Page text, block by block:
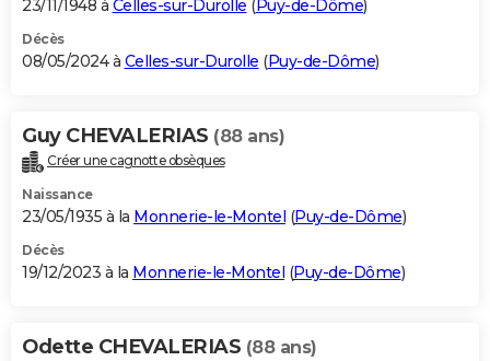
23/11/1948 à Celles-sur-Durolle ( Puy-de-Dôme)
Décès
08/05/2024 à Celles-sur-Durolle (Puy-de-Dôme)
Guy CHEVALERIAS (88 ans)
Créer une cagnotte obsèques
Naissance
23/05/1935 à la Monnerie-le-Montel (Puy-de-Dôme)
Décès
19/12/2023 à la Monnerie-le-Montel (Puy-de-Dôme)
Odette CHEVALERIAS (88 ans)